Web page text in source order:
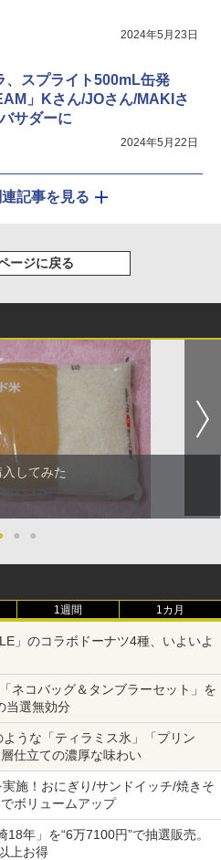
2024年5月23日
、スプライト500mL缶発
」Kさん/JOさん/MAKIさ
サダーに
2024年5月22日
記事を見る
ージに戻る
してみた
● ●
1週間 1カ月
」のコラボドーナツ4種、いよいよ
ネコバッグ＆タンブラーセット」を
当選無効分
うな「ティラミス氷」「プリン
仕立ての濃厚な味わい
施！おにぎり/サンドイッチ/焼きそ
ボリュームアップ
年」を“6万7100円”で抽選販売。
上お得